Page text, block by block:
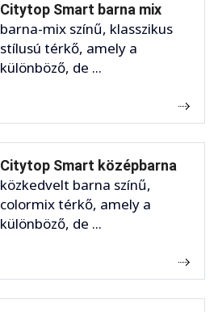
Citytop Smart barna mix
barna-mix színű, klasszikus
stílusú térkő, amely a
különböző, de ...
Citytop Smart középbarna
közkedvelt barna színű,
colormix térkő, amely a
különböző, de ...